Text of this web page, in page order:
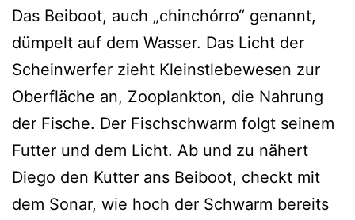
Das Beiboot, auch „chinchórro“ genannt,
dümpelt auf dem Wasser. Das Licht der
Scheinwerfer zieht Kleinstlebewesen zur
Oberfläche an, Zooplankton, die Nahrung
der Fische. Der Fischschwarm folgt seinem
Futter und dem Licht. Ab und zu nähert
Diego den Kutter ans Beiboot, checkt mit
dem Sonar, wie hoch der Schwarm bereits